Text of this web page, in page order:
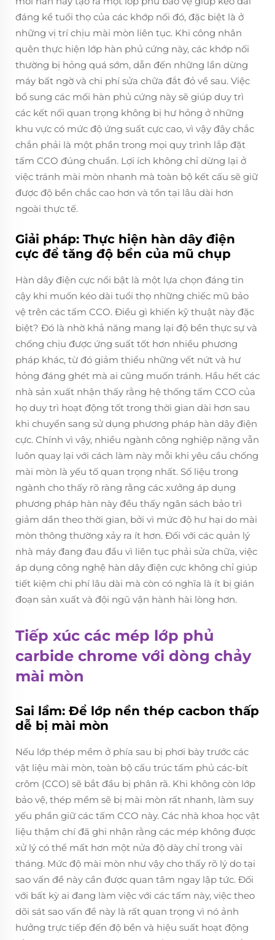
đáng kể tuổi thọ của các khớp nối đó, đặc biệt là ở
những vị trí chịu mài mòn liên tục. Khi công nhân
quên thực hiện lớp hàn phủ cứng này, các khớp nối
thường bị hỏng quá sớm, dẫn đến những lần dừng
máy bất ngờ và chi phí sửa chữa đắt đỏ về sau. Việc
bổ sung các mối hàn phủ cứng này sẽ giúp duy trì
các kết nối quan trọng không bị hư hỏng ở những
khu vực có mức độ ứng suất cực cao, vì vậy đây chắc
chắn phải là một phần trong mọi quy trình lắp đặt
tấm CCO đúng chuẩn. Lợi ích không chỉ dừng lại ở
việc tránh mài mòn nhanh mà toàn bộ kết cấu sẽ giữ
được độ bền chắc cao hơn và tồn tại lâu dài hơn
ngoài thực tế.
Giải pháp: Thực hiện hàn dây điện
cực để tăng độ bền của mũ chụp
Hàn dây điện cực nổi bật là một lựa chọn đáng tin
cậy khi muốn kéo dài tuổi thọ những chiếc mũ bảo
vệ trên các tấm CCO. Điều gì khiến kỹ thuật này đặc
biệt? Đó là nhờ khả năng mang lại độ bền thực sự và
chống chịu được ứng suất tốt hơn nhiều phương
pháp khác, từ đó giảm thiểu những vết nứt và hư
hỏng đáng ghét mà ai cũng muốn tránh. Hầu hết các
nhà sản xuất nhận thấy rằng hệ thống tấm CCO của
họ duy trì hoạt động tốt trong thời gian dài hơn sau
khi chuyển sang sử dụng phương pháp hàn dây điện
cực. Chính vì vậy, nhiều ngành công nghiệp nặng vẫn
luôn quay lại với cách làm này mỗi khi yêu cầu chống
mài mòn là yếu tố quan trọng nhất. Số liệu trong
ngành cho thấy rõ ràng rằng các xưởng áp dụng
phương pháp hàn này đều thấy ngân sách bảo trì
giảm dần theo thời gian, bởi vì mức độ hư hại do mài
mòn thông thường xảy ra ít hơn. Đối với các quản lý
nhà máy đang đau đầu vì liên tục phải sửa chữa, việc
áp dụng công nghệ hàn dây điện cực không chỉ giúp
tiết kiệm chi phí lâu dài mà còn có nghĩa là ít bị gián
đoạn sản xuất và đội ngũ vận hành hài lòng hơn.
Tiếp xúc các mép lớp phủ
carbide chrome với dòng chảy
mài mòn
Sai lầm: Để lớp nền thép cacbon thấp
dễ bị mài mòn
Nếu lớp thép mềm ở phía sau bị phơi bày trước các
vật liệu mài mòn, toàn bộ cấu trúc tấm phủ các-bít
crôm (CCO) sẽ bắt đầu bị phân rã. Khi không còn lớp
bảo vệ, thép mềm sẽ bị mài mòn rất nhanh, làm suy
yếu phần giữ các tấm CCO này. Các nhà khoa học vật
liệu thậm chí đã ghi nhận rằng các mép không được
xử lý có thể mất hơn một nửa độ dày chỉ trong vài
tháng. Mức độ mài mòn như vậy cho thấy rõ lý do tại
sao vấn đề này cần được quan tâm ngay lập tức. Đối
với bất kỳ ai đang làm việc với các tấm này, việc theo
dõi sát sao vấn đề này là rất quan trọng vì nó ảnh
hưởng trực tiếp đến độ bền và hiệu suất hoạt động